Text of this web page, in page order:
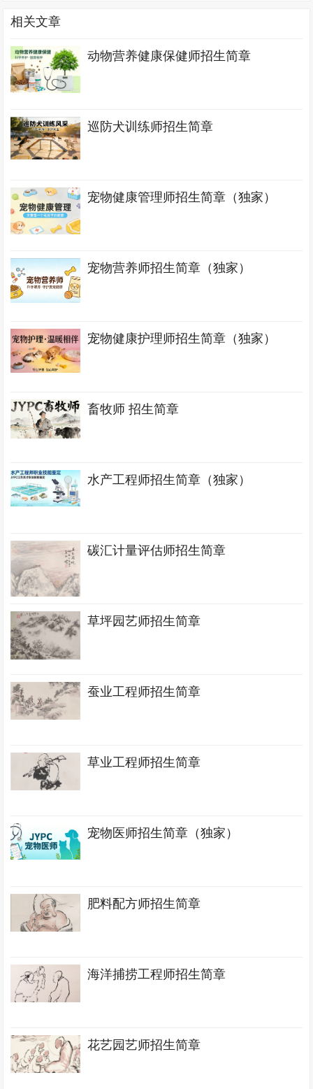
相关文章
动物营养健康保健师招生简章
巡防犬训练师招生简章
宠物健康管理师招生简章（独家）
宠物营养师招生简章（独家）
宠物健康护理师招生简章（独家）
畜牧师 招生简章
水产工程师招生简章（独家）
碳汇计量评估师招生简章
草坪园艺师招生简章
蚕业工程师招生简章
草业工程师招生简章
宠物医师招生简章（独家）
肥料配方师招生简章
海洋捕捞工程师招生简章
花艺园艺师招生简章